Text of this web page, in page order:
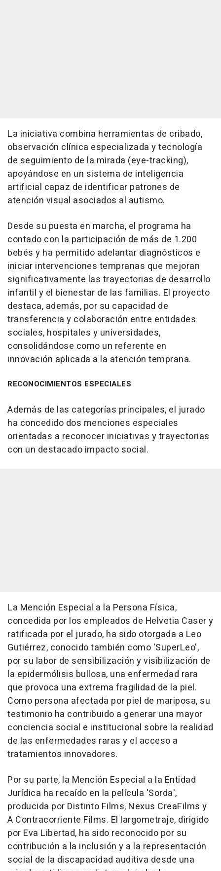
La iniciativa combina herramientas de cribado,
observación clínica especializada y tecnología
de seguimiento de la mirada (eye-tracking),
apoyándose en un sistema de inteligencia
artificial capaz de identificar patrones de
atención visual asociados al autismo.
Desde su puesta en marcha, el programa ha
contado con la participación de más de 1.200
bebés y ha permitido adelantar diagnósticos e
iniciar intervenciones tempranas que mejoran
significativamente las trayectorias de desarrollo
infantil y el bienestar de las familias. El proyecto
destaca, además, por su capacidad de
transferencia y colaboración entre entidades
sociales, hospitales y universidades,
consolidándose como un referente en
innovación aplicada a la atención temprana.
RECONOCIMIENTOS ESPECIALES
Además de las categorías principales, el jurado
ha concedido dos menciones especiales
orientadas a reconocer iniciativas y trayectorias
con un destacado impacto social.
La Mención Especial a la Persona Física,
concedida por los empleados de Helvetia Caser y
ratificada por el jurado, ha sido otorgada a Leo
Gutiérrez, conocido también como 'SuperLeo',
por su labor de sensibilización y visibilización de
la epidermólisis bullosa, una enfermedad rara
que provoca una extrema fragilidad de la piel.
Como persona afectada por piel de mariposa, su
testimonio ha contribuido a generar una mayor
conciencia social e institucional sobre la realidad
de las enfermedades raras y el acceso a
tratamientos innovadores.
Por su parte, la Mención Especial a la Entidad
Jurídica ha recaído en la película 'Sorda',
producida por Distinto Films, Nexus CreaFilms y
A Contracorriente Films. El largometraje, dirigido
por Eva Libertad, ha sido reconocido por su
contribución a la inclusión y a la representación
social de la discapacidad auditiva desde una